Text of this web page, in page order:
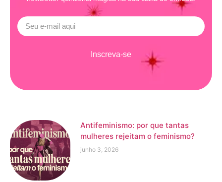
Inscreva-se
Antifeminismo: por que tantas
mulheres rejeitam o feminismo?
junho 3, 2026